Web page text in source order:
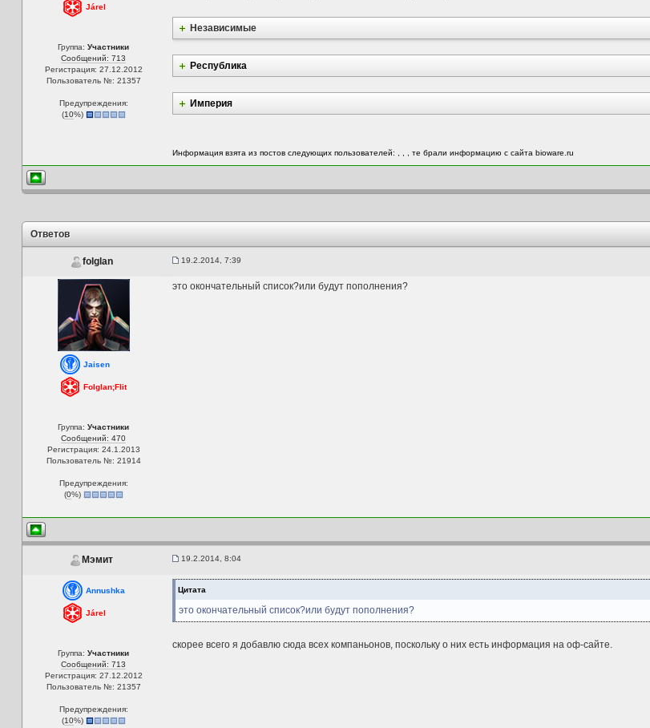
Járel
Группа:Участники
Сообщений: 713
Регистрация: 27.12.2012
Пользователь №: 21357
Предупреждения:
(10%)
Независимые
Республика
Империя
Информация взята из постов следующих пользователей: , те брали информацию с сайта bioware.ru
Ответов
folglan 19.2.2014, 7:39
Jaisen
Folglan;Flit
Группа:Участники
Сообщений: 470
Регистрация: 24.1.2013
Пользователь №: 21914
Предупреждения:
(0%)
это окончательный список?или будут пополнения?
Мэмит 19.2.2014, 8:04
Annushka
Járel
Группа:Участники
Сообщений: 713
Регистрация: 27.12.2012
Пользователь №: 21357
Предупреждения:
(10%)
Цитата
это окончательный список?или будут пополнения?
скорее всего я добавлю сюда всех компаньонов, поскольку о них есть информация на оф-сайте.